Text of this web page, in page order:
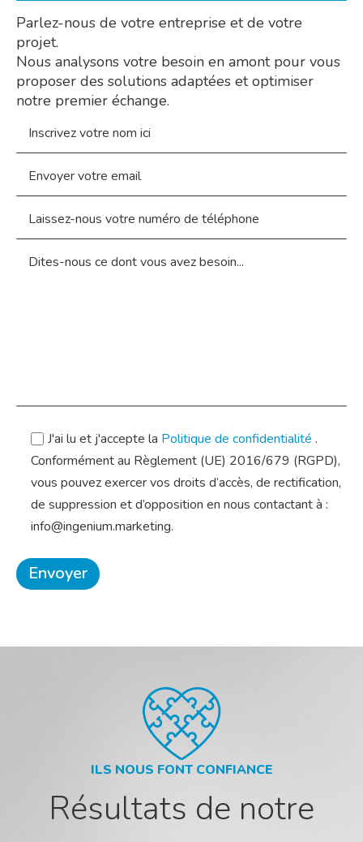
Parlez-nous de votre entreprise et de votre
projet.
Nous analysons votre besoin en amont pour vous
proposer des solutions adaptées et optimiser
notre premier échange.
J'ai lu et j'accepte la Politique de confidentialité .
Conformément au Règlement (UE) 2016/679 (RGPD),
vous pouvez exercer vos droits d’accès, de rectification,
de suppression et d’opposition en nous contactant à :
info@ingenium.marketing.
ILS NOUS FONT CONFIANCE
Résultats de notre